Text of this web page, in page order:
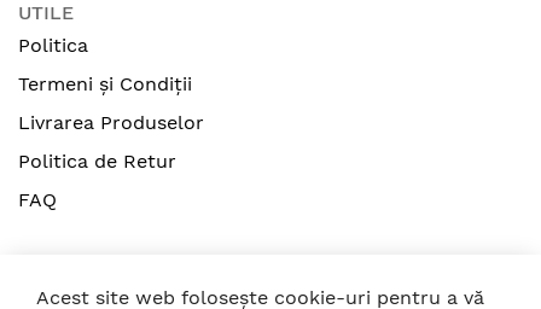
UTILE
Politica
Termeni și Condiții
Livrarea Produselor
Politica de Retur
FAQ
Acest site web folosește cookie-uri pentru a vă